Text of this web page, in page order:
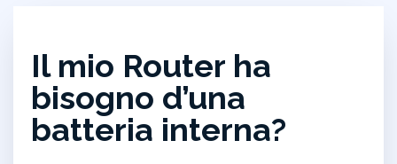
Il mio Router ha
bisogno d’una
batteria interna?